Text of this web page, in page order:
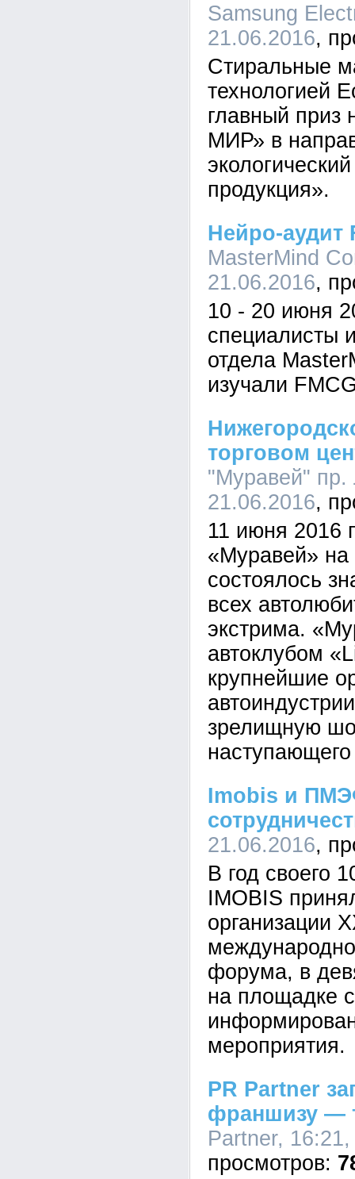
Samsung
21.06.2016
Стиральные
технологией
главный
МИР» в
продукция».
Нейро-аудит
MasterMind
21.06.2016
10 - 20 июня
специалисты
отдела
изучали
торговом
"Муравей" пр.
21.06.2016
11 июня 2016
«Муравей»
состоялось
всех
экстрима.
автоклубом
крупнейшие
зрелищную
Imobis и
21.06.2016
В год своего
IMOBIS
организации
форума, в
на площадке
мероприятия.
PR Partner
франшизу —
Partner,